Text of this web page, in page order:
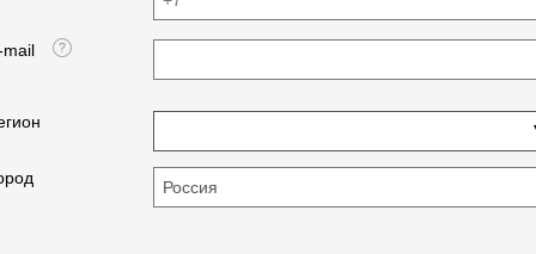
mail